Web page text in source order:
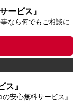
ービス』
なら何でもご相談に
ス』
安心無料サービス』